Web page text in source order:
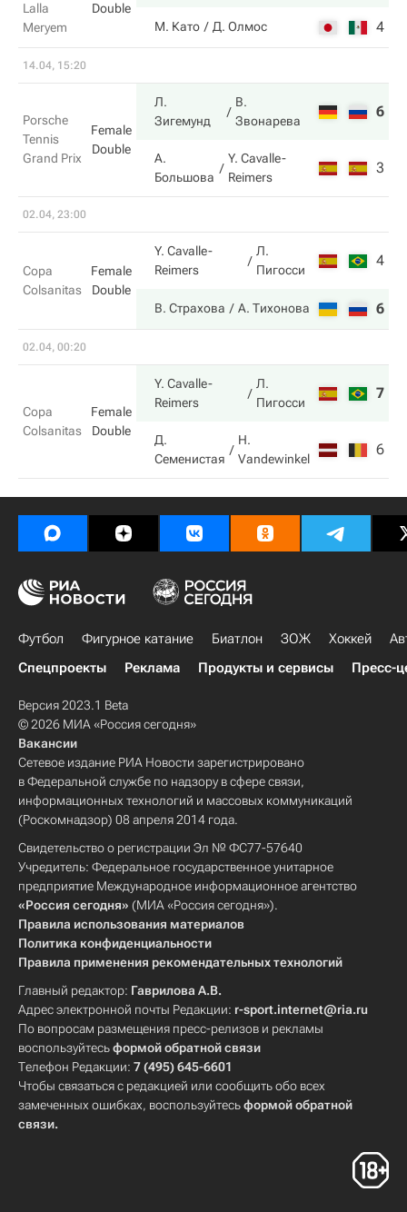
Lalla
Meryem
Double
М. Като Д. Олмос 4
14.04, 15:20
Porsche
Tennis
Grand Prix
Female
Double
Л.
Зигемунд
В.
Звонарева
6
А.
Большова
Y. Cavalle-
Reimers
3
02.04, 23:00
Copa
Colsanitas
Female
Double
Y. Cavalle-
Reimers
Л.
Пигосси
4
В. Страхова А. Тихонова 6
02.04, 00:20
Copa
Colsanitas
Female
Double
Y. Cavalle-
Reimers
Л.
Пигосси
7
Д.
Семенистая
H.
Vandewinkel
6
Футбол Фигурное катание Биатлон ЗОЖ Хоккей
Спецпроекты
Реклама Продукты и сервисы Пресс-
Версия 2023.1 Beta
© 2026 МИА «Россия сегодня»
Вакансии
Сетевое издание РИА Новости зарегистрировано
в Федеральной службе по надзору в сфере связи,
информационных технологий и массовых коммуникаций
(Роскомнадзор) 08 апреля 2014 года.
Свидетельство о регистрации Эл № ФС77-57640
Учредитель: Федеральное государственное унитарное
предприятие Международное информационное агентство
«Россия сегодня» (МИА «Россия сегодня»).
Правила использования материалов
Политика конфиденциальности
Правила применения рекомендательных технологий
Главный редактор: Гаврилова А.В.
Адрес электронной почты Редакции: r-sport.internet@ria.ru
По вопросам размещения пресс-релизов и рекламы
воспользуйтесьформой обратной связи
Телефон Редакции: 7 (495) 645-6601
Чтобы связаться с редакцией или сообщить обо всех
замеченных ошибках, воспользуйтесьформой обратной
связи.